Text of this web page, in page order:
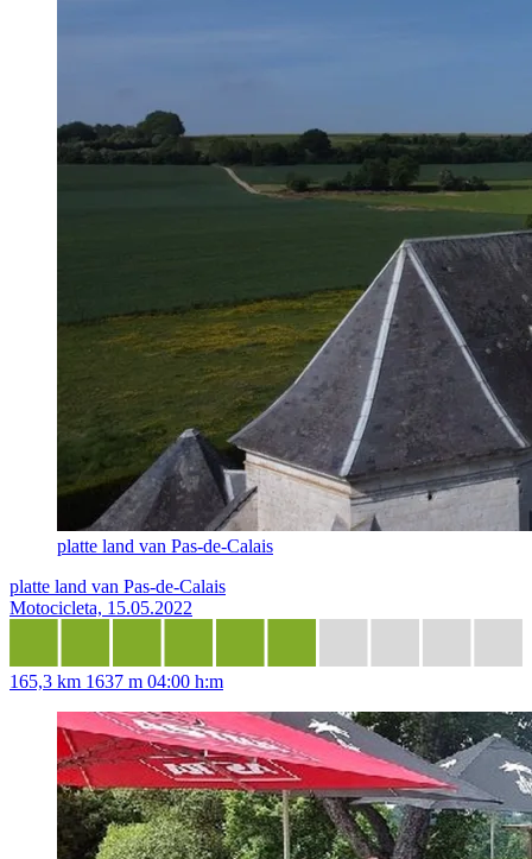
platte land van Pas-de-Calais
platte land van Pas-de-Calais
Motocicleta, 15.05.2022
165,3 km 1637 m 04:00 h:m